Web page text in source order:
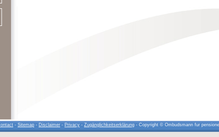
- Sitemap - Disclaimer - Privacy - Zugänglichkeitserklärung - Copyright © Ombudsmann fur